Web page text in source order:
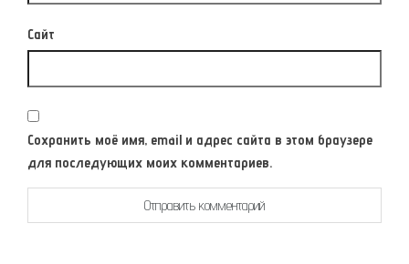
Сайт
Сохранить моё имя, email и адрес сайта в этом браузере
для последующих моих комментариев.